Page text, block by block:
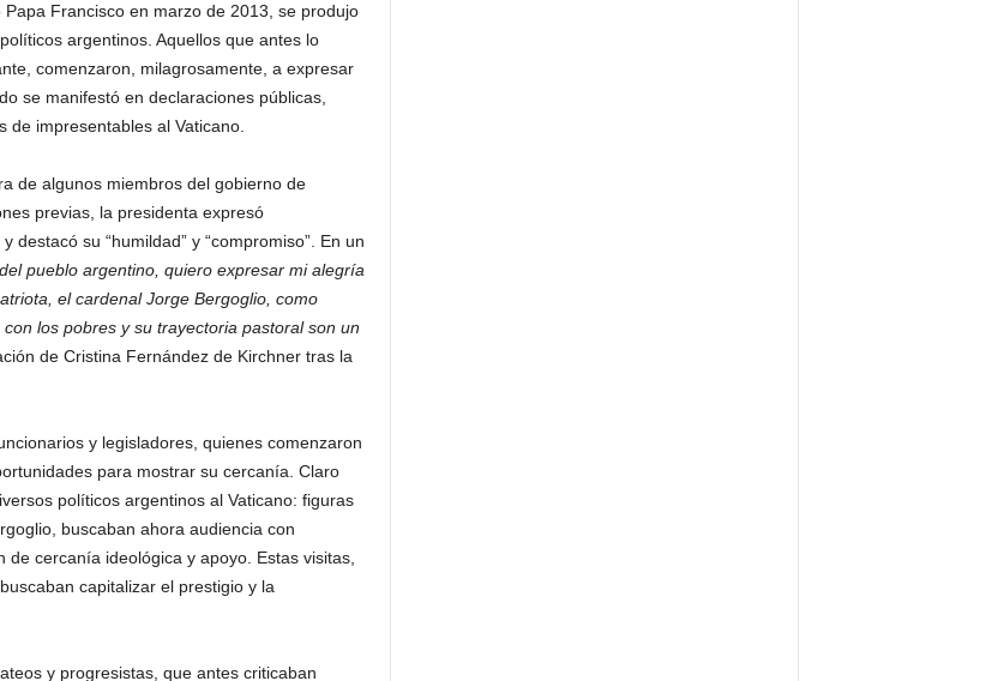
Francisco en marzo de 2013, se produjo
argentinos. Aquellos que antes lo
comenzaron, milagrosamente, a expresar
se manifestó en declaraciones públicas,
de impresentables al Vaticano.
de algunos miembros del gobierno de
previas, la presidenta expresó
su “humildad” y “compromiso”. En un
pueblo argentino, quiero expresar mi alegría
el cardenal Jorge Bergoglio, como
los pobres y su trayectoria pastoral son un
de Cristina Fernández de Kirchner tras la
y legisladores, quienes comenzaron
para mostrar su cercanía. Claro
políticos argentinos al Vaticano: figuras
buscaban ahora audiencia con
cercanía ideológica y apoyo. Estas visitas,
capitalizar el prestigio y la
y progresistas, que antes criticaban